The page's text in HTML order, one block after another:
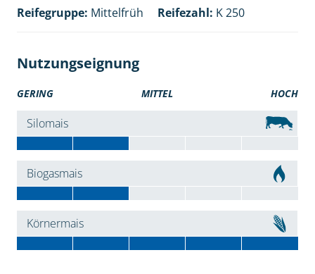
Reifegruppe: Mittelfrüh Reifezahl: K 250
Nutzungseignung
GERING MITTEL HOCH
Silomais
Biogasmais
Körnermais